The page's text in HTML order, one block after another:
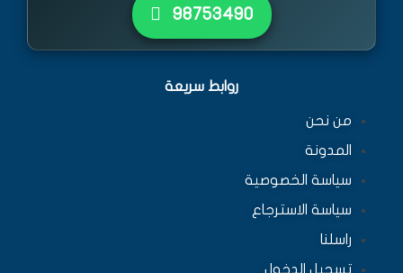
٩٨٧٥٣٤٩٠
روابط سريعة
من نحن
المدونة
سياسة الخصوصية
سياسة الاسترجاع
راسلنا
تسجيل الدخول